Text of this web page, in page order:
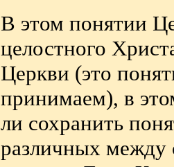
В этом понятии
целостного
Церкви (это
принимаем), в
ли сохранить
различных между